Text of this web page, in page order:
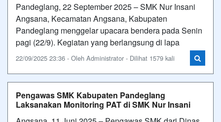
Pandeglang, 22 September 2025 – SMK Nur Insani
Angsana, Kecamatan Angsana, Kabupaten
Pandeglang menggelar upacara bendera pada Senin
pagi (22/9). Kegiatan yang berlangsung di lapa
22/09/2025 23:36 - Oleh Administrator - Dilihat 1579 kali
Pengawas SMK Kabupaten Pandeglang
Laksanakan Monitoring PAT di SMK Nur Insani